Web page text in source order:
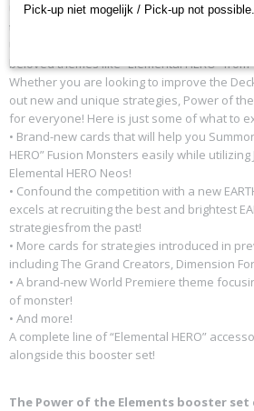
Unleash the Power of the Elements this
the latest core booster for the Yu-Gi-Oh!
Unearth multiple brand-new strategies and
beloved themes like “Elemental HERO” from
Whether you are looking to improve the
out new and unique strategies, Power of
for everyone! Here is just some of what to
• Brand-new cards that will help you
HERO” Fusion Monsters easily while utilizing
Elemental HERO Neos!
• Confound the competition with a new
excels at recruiting the best and brightest
strategiesfrom the past!
• More cards for strategies introduced in
including The Grand Creators, Dimension
• A brand-new World Premiere theme
of monster!
• And more!
A complete line of “Elemental HERO”
alongside this booster set!
The Power of the Elements booster set
Pick-up niet mogelijk / Pick-up not possible.